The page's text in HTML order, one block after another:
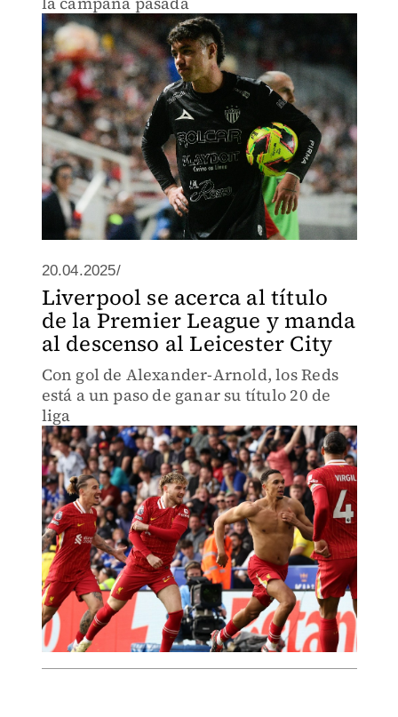
20.04.2025/
Liverpool se acerca al título
de la Premier League y manda
al descenso al Leicester City
Con gol de Alexander-Arnold, los Reds
está a un paso de ganar su título 20 de
liga